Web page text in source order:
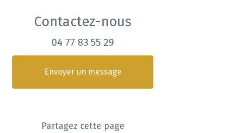
Contactez-nous
04 77 83 55 29
Envoyer un message
Partagez cette page